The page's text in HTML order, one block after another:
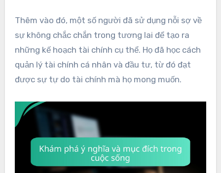
Thêm vào đó, một số người đã sử dụng nỗi sợ về
sự không chắc chắn trong tương lai để tạo ra
những kế hoạch tài chính cụ thể. Họ đã học cách
quản lý tài chính cá nhân và đầu tư, từ đó đạt
được sự tự do tài chính mà họ mong muốn.